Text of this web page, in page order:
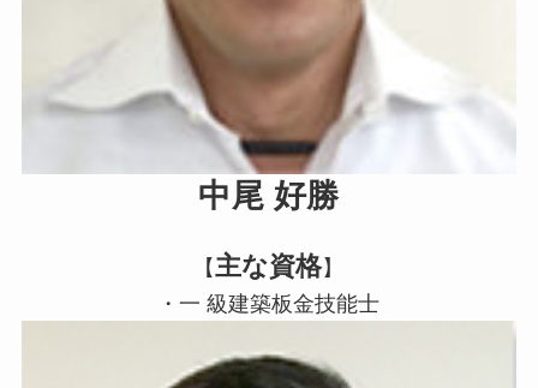
中尾 好勝
【 主な資格】
・一 級建築板金技能士